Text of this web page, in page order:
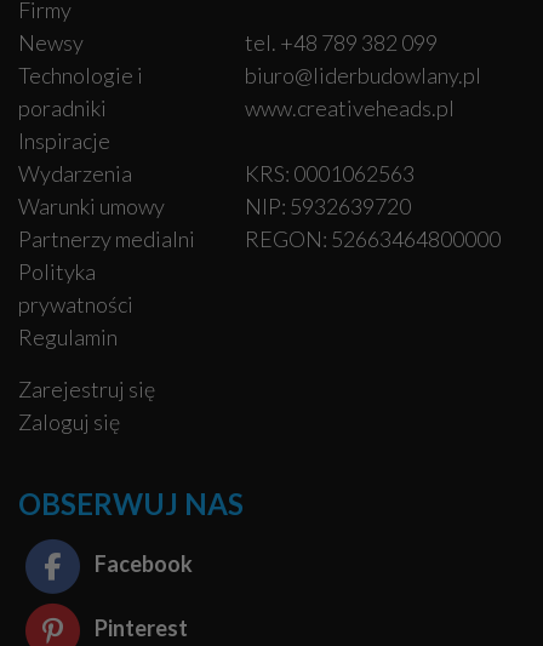
Firmy
Newsy
Technologie i
poradniki
Inspiracje
Wydarzenia
Warunki umowy
Partnerzy medialni
Polityka
prywatności
Regulamin
Zarejestruj się
Zaloguj się
tel. +48 789 382 099
biuro@liderbudowlany.pl
www.creativeheads.pl
KRS: 0001062563
NIP: 5932639720
REGON: 52663464800000
OBSERWUJ NAS
Facebook
Pinterest